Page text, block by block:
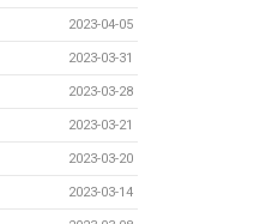
2023-04-05
2023-03-31
2023-03-28
2023-03-21
2023-03-20
2023-03-14